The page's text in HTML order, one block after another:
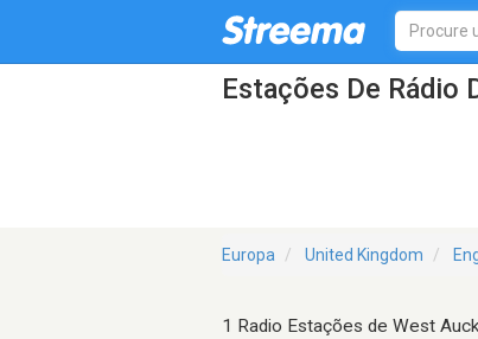
Estações De Rádio
Europa United Kingdom
1 Radio Estações de West